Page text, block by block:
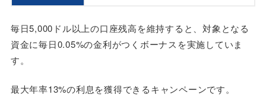
毎日5,000ドル以上の口座残高を維持すると、対象となる
資金に毎日0.05%の金利がつくボーナスを実施していま
す。
最大年率13%の利息を獲得できるキャンペーンです。